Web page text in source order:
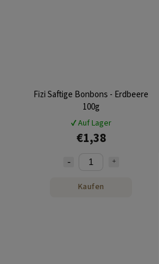
Fizi Saftige Bonbons - Erdbeere
100g
✔ Auf Lager
€1,38
Kaufen